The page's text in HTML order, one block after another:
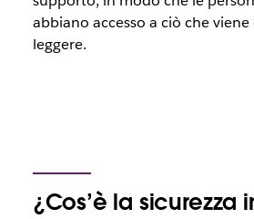
abbiano accesso a ciò che
leggere.
¿Cos’è la sicurezza